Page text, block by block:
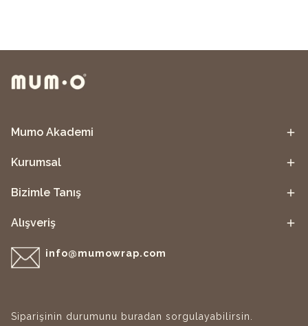
Mumo Akademi
Kurumsal
Bizimle Tanış
Alışveriş
info@mumowrap.com
Siparişinin durumunu buradan sorgulayabilirsin.